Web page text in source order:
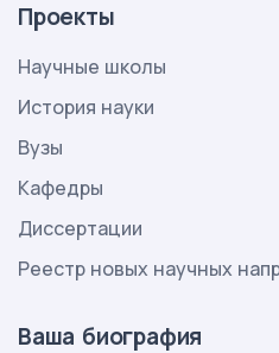
Проекты
Научные школы
История науки
Вузы
Кафедры
Диссертации
Реестр новых научных
Ваша биография